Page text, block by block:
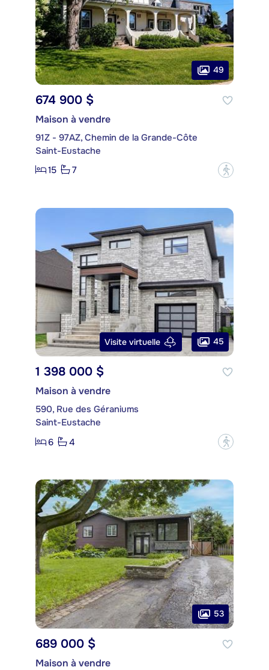
49
674 900 $
Maison à vendre
91Z - 97AZ, Chemin de la Grande-Côte
Saint-Eustache
15
7 ?
Visite virtuelle 45
1 398 000 $
Maison à vendre
590, Rue des Géraniums
Saint-Eustache
6
4 ?
53
689 000 $
Maison à vendre